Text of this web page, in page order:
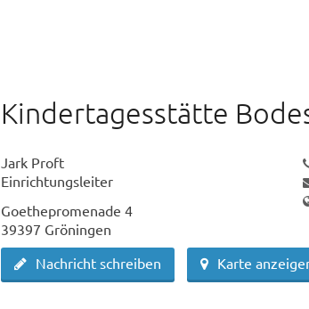
Kindertagesstätte
Jark Proft
Einrichtungsleiter
Goethepromenade 4
39397 Gröningen
Nachricht schreiben Karte